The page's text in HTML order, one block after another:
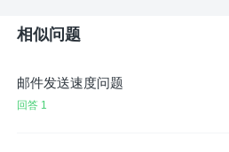
相似问题
邮件发送速度问题
回答 1